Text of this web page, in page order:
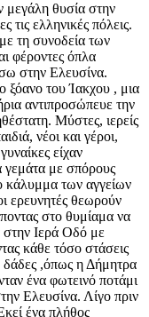
μεγάλη θυσία στην
τις ελληνικές πόλεις.
τη συνοδεία των
φέροντες όπλα
στην Ελευσίνα.
ξόανο του Ίακχου , μια
αντιπροσώπευε την
Μύστες, ιερείς
νέοι και γέροι,
είχαν
γεμάτα με σπόρους
κάλυμμα των αγγείων
ερευνητές θεωρούν
στο θυμίαμα να
στην Ιερά Οδό με
κάθε τόσο στάσεις
δάδες ,όπως η Δήμητρα
ένα φωτεινό ποτάμι
Ελευσίνα. Λίγο πριν
ένα πλήθος